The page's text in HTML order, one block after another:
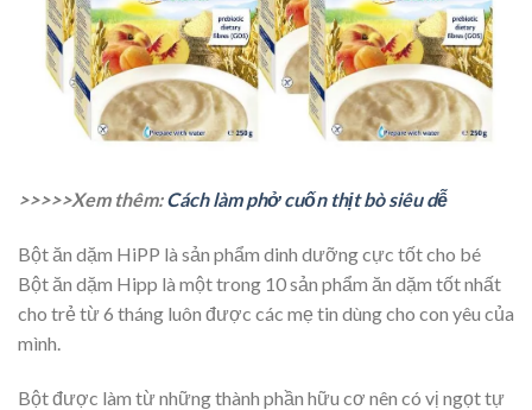
>>>>>Xem thêm:Cách làm phở cuốn thịt bò siêu dễ
Bột ăn dặm HiPP là sản phẩm dinh dưỡng cực tốt cho bé
Bột ăn dặm Hipp là một trong 10 sản phẩm ăn dặm tốt nhất
cho trẻ từ 6 tháng luôn được các mẹ tin dùng cho con yêu của
mình.
Bột được làm từ những thành phần hữu cơ nên có vị ngọt tự